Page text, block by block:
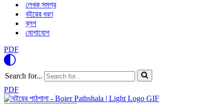
লেখক সমগ্র
বইয়ের ধরণ
ব্লগ
যোগাযোগ
PDF
Search for...
PDF